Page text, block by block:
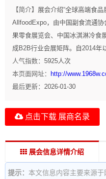
【简介】 展会介绍“全球高端食
AllfoodExpo，由中国副食流通
果零食展览会、中国冰淇淋冷食
成B2B行业会展矩阵。自2014年
人气指数： 5925人次
本页面网址：
http://
最后更新： 2026-01-30
点击下载 展商名录
展会信息详情介绍
提示： 本文信息内容主要来源